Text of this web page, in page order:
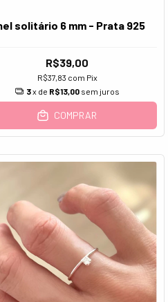
solitário 6 mm - Prata 925
R$39,00
R$37,83 com Pix
3x de R$13,00 sem juros
COMPRAR